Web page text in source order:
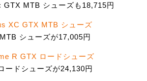
MTB シューズも18,715円
XC GTX MTB シューズ
シューズが17,005円
R GTX ロードシューズ
ードシューズが24,130円